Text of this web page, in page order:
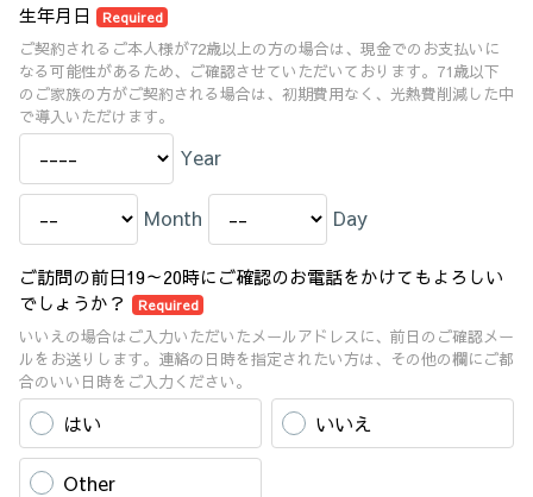
生年月日 Required
ご契約されるご本人様が72歳以上の方の場合は、現金でのお支払いに
なる可能性があるため、ご確認させていただいております。71歳以下
のご家族の方がご契約される場合は、初期費用なく、光熱費削減した中
で導入いただけます。
Year
Month Day
ご訪問の前日19～20時にご確認のお電話をかけてもよろしい
でしょうか？
Required
いいえの場合はご入力いただいたメールアドレスに、前日のご確認メー
ルをお送りします。連絡の日時を指定されたい方は、その他の欄にご都
合のいい日時をご入力ください。
はい いいえ
Other